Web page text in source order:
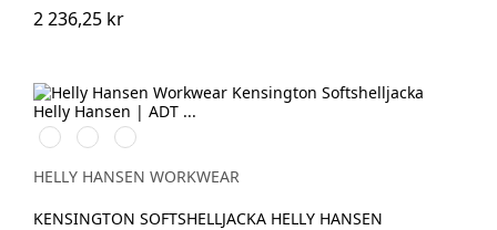
2 236,25 kr
990
BLACK
590
NAVY
970
DARK
GREY
HELLY HANSEN WORKWEAR
KENSINGTON SOFTSHELLJACKA HELLY HANSEN